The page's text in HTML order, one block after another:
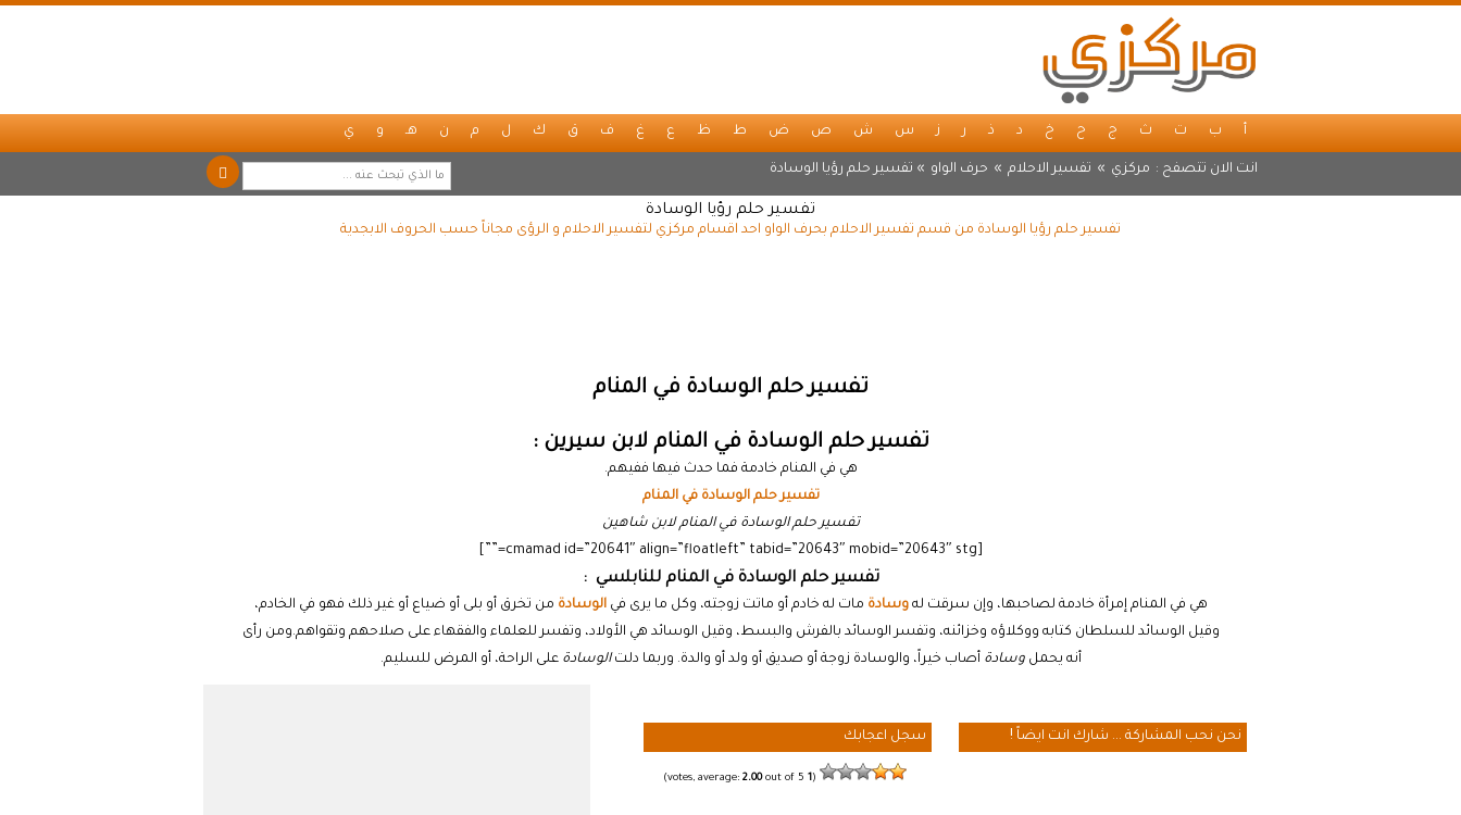
أ ب ت ث ج ح خ د ذ ر ز س ش ص ض ط ظ ع غ ف ق ك ل م ن هـ و ي
انت الان تتصفح : مركزي » تفسير الاحلام » حرف الواو » تفسير حلم رؤيا الوسادة
تفسير حلم رؤيا الوسادة
تفسير حلم رؤيا الوسادة من قسم تفسير الاحلام بحرف الواو احد اقسام مركزي لتفسير الاحلام و الرؤى مجاناً حسب الحروف الابجدية
تفسير حلم الوسادة في المنام
تفسير حلم الوسادة في المنام لابن سيرين :
هي في المنام خادمة فما حدث فيها ففيهم.
تفسير حلم الوسادة في المنام
تفسير حلم الوسادة في المنام لابن شاهين
[cmamad id=”20641″ align=”floatleft” tabid=”20643″ mobid=”20643″ stg=””]
تفسير حلم الوسادة في المنام للنابلسي :
هي في المنام إمرأة خادمة لصاحبها، وإن سرقت لهوسادة مات له خادم أو ماتت زوجته، وكل ما يرى فيالوسادة من تخرق أو بلى أو ضياع أو غير ذلك فهو في الخادم،
وقيل الوسائد للسلطان كتابه ووكلاؤه وخزائنه، وتفسر الوسائد بالفرش والبسط، وقيل الوسائد هي الأولاد، وتفسر للعلماء والفقهاء على صلاحهم وتقواهم.ومن رأى
أنه يحملوسادة أصاب خيراً، والوسادة زوجة أو صديق أو ولد أو والدة. وربما دلتالوسادة على الراحة، أو المرض للسليم.
نحن نحب المشاركة ... شارك انت ايضاً ! سجل اعجابك
(
1
2.00out of 5)